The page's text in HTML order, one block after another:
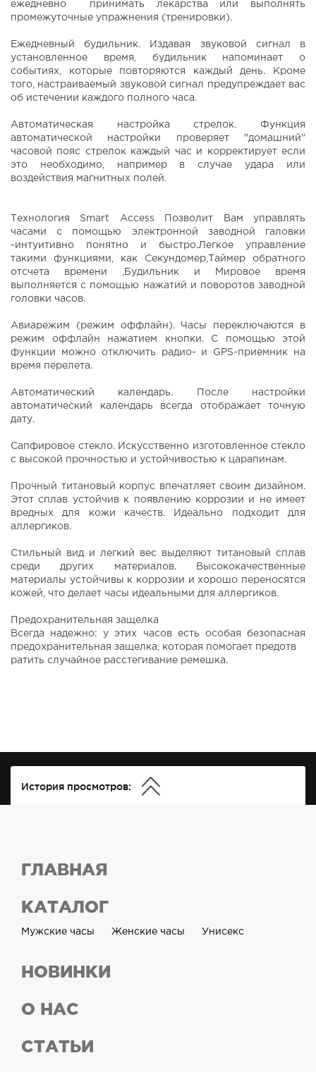
ежедневно принимать лекарства или выполнять
промежуточные упражнения (тренировки).
Ежедневный будильник. Издавая звуковой сигнал в
установленное время, будильник напоминает о
событиях, которые повторяются каждый день. Кроме
того, настраиваемый звуковой сигнал предупреждает вас
об истечении каждого полного часа.
Автоматическая настройка стрелок. Функция
автоматической настройки проверяет "домашний"
часовой пояс стрелок каждый час и корректирует если
это необходимо, например в случае удара или
воздействия магнитных полей.
Технология Smart Access Позволит Вам управлять
часами с помощью электронной заводной галовки
-интуитивно понятно и быстро.Легкое управление
такими функциями, как Секундомер,Таймер обратного
отсчета времени ,Будильник и Мировое время
выполняется с помощью нажатий и поворотов заводной
головки часов.
Авиарежим (режим оффлайн). Часы переключаются в
режим оффлайн нажатием кнопки. С помощью этой
функции можно отключить радио- и GPS-приемник на
время перелета.
Автоматический календарь. После настройки
автоматический календарь всегда отображает точную
дату.
Сапфировое стекло. Искусственно изготовленное стекло
с высокой прочностью и устойчивостью к царапинам.
Прочный титановый корпус впечатляет своим дизайном.
Этот сплав устойчив к появлению коррозии и не имеет
вредных для кожи качеств. Идеально подходит для
аллергиков.
Стильный вид и легкий вес выделяют титановый сплав
среди других материалов. Высококачественные
материалы устойчивы к коррозии и хорошо переносятся
кожей, что делает часы идеальными для аллергиков.
Предохранительная защелка
Всегда надежно: у этих часов есть особая безопасная
предохранительная защелка, которая помогает предотв
ратить случайное расстегивание ремешка.
История просмотров:
ГЛАВНАЯ
КАТАЛОГ
Мужские часы Женские часы Унисекс
НОВИНКИ
О НАС
СТАТЬИ